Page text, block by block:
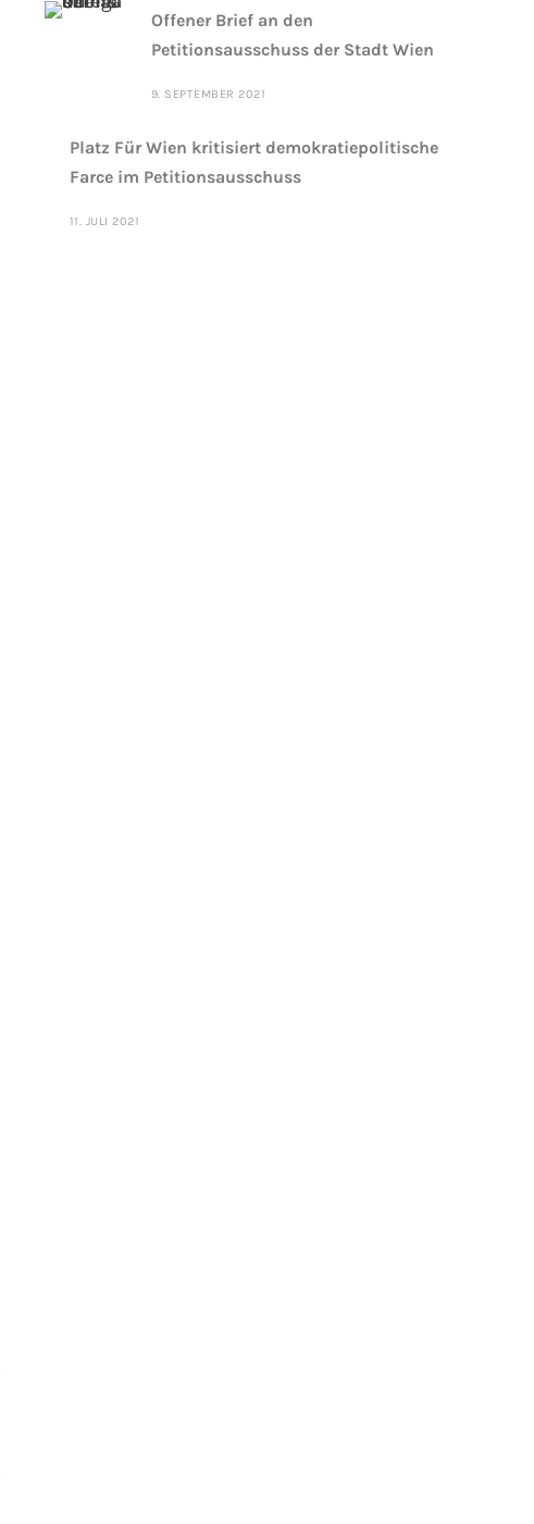
Offener Brief an den
Petitionsausschuss der Stadt Wien
9. SEPTEMBER 2021
Platz Für Wien kritisiert demokratiepolitische
Farce im Petitionsausschuss
11. JULI 2021